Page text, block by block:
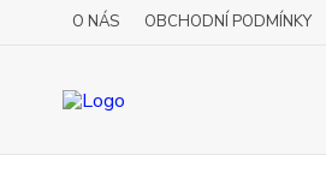
O NÁS OBCHODNÍ PODMÍNKY